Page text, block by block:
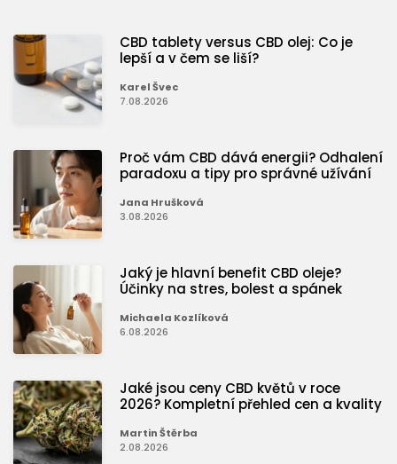
CBD tablety versus CBD olej: Co je
lepší a v čem se liší?
Karel Švec
7.08.2026
Proč vám CBD dává energii? Odhalení
paradoxu a tipy pro správné užívání
Jana Hrušková
3.08.2026
Jaký je hlavní benefit CBD oleje?
Účinky na stres, bolest a spánek
Michaela Kozlíková
6.08.2026
Jaké jsou ceny CBD květů v roce
2026? Kompletní přehled cen a kvality
Martin Štěrba
2.08.2026